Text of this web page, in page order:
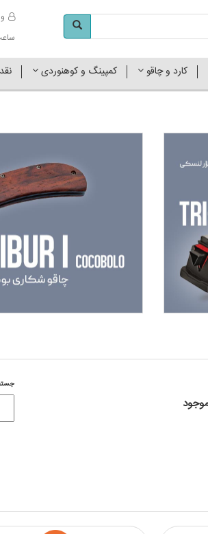
ساعت
کارد و چاقو کمپینگ و کوهنوردی